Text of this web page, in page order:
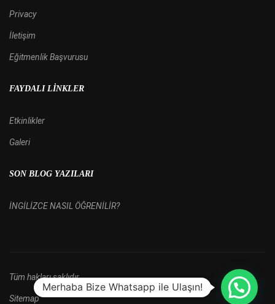
Privacy
İletişim
Eğitmenlik Başvurusu
FAYDALI LINKLER
Etkinlikler
Galeri
SON BLOG YAZILARI
İNGİLİZCE NASIL ÖĞRENİLİR?
Tüm hakları saklıdır.
Sitemap
Merhaba Bize Whatsapp ile Ulaşın!